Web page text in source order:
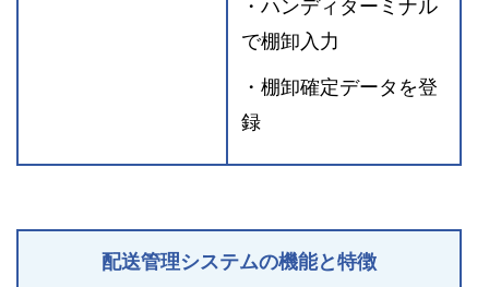
・ハンディターミナル
で棚卸入力
・棚卸確定データを登
録
配送管理システムの機能と特徴